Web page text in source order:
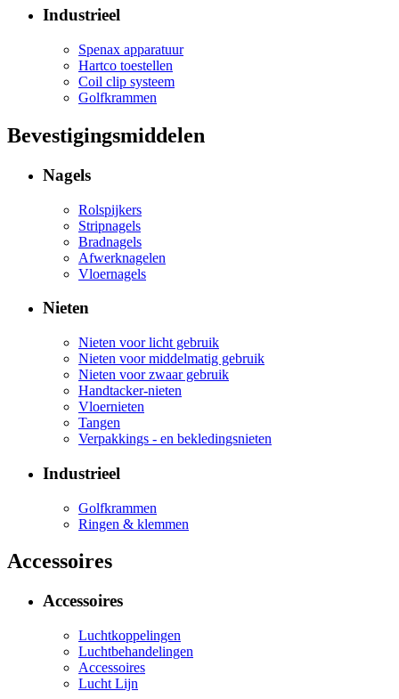
Industrieel
Spenax apparatuur
Hartco toestellen
Coil clip systeem
Golfkrammen
Bevestigingsmiddelen
Nagels
Rolspijkers
Stripnagels
Bradnagels
Afwerknagelen
Vloernagels
Nieten
Nieten voor licht gebruik
Nieten voor middelmatig gebruik
Nieten voor zwaar gebruik
Handtacker-nieten
Vloernieten
Tangen
Verpakkings - en bekledingsnieten
Industrieel
Golfkrammen
Ringen & klemmen
Accessoires
Accessoires
Luchtkoppelingen
Luchtbehandelingen
Accessoires
Lucht Lijn